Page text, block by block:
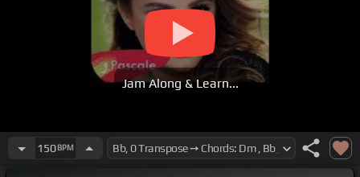
Jam Along & Learn...
150BPM